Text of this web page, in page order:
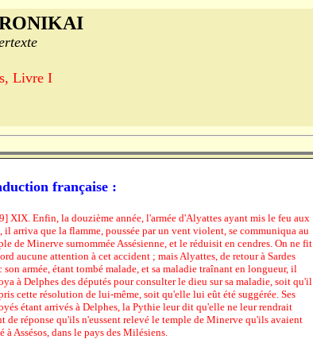
Livre I
française :
XIX. Enfin, la douzième année, l'armée d'Alyattes ayant mis le feu aux
il arriva que la flamme, poussée par un vent violent, se communiqua au
de Minerve surnommée Assésienne, et le réduisit en cendres. On ne fit
aucune attention à cet accident ; mais Alyattes, de retour à Sardes
son armée, étant tombé malade, et sa maladie traînant en longueur, il
à Delphes des députés pour consulter le dieu sur sa maladie, soit qu'il
cette résolution de lui-même, soit qu'elle lui eût été suggérée. Ses
étant arrivés à Delphes, la Pythie leur dit qu'elle ne leur rendrait
de réponse qu'ils n'eussent relevé le temple de Minerve qu'ils avaient
à Assésos, dans le pays des Milésiens.